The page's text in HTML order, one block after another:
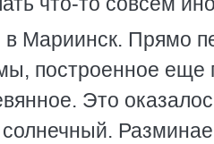
Мариинск. Прямо
построенное еще
Это